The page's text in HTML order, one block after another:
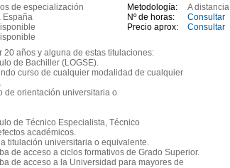
de especialización Metodología:
A distancia
España Nº de horas:
Consultar
Precio aprox:
Consultar
20 años y alguna de estas titulaciones:
de Bachiller (LOGSE).
curso de cualquier modalidad de cualquier
de orientación universitaria o
de Técnico Especialista, Técnico
académicos.
titulación universitaria o equivalente.
de acceso a ciclos formativos de Grado Superior.
de acceso a la Universidad para mayores de